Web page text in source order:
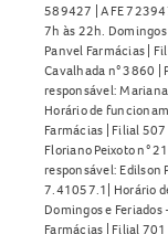
589427 | AFE
7h às 22h. Domingos
Panvel Farmácias |
Cavalhada n° 3860 |
responsável:
Horário de
Farmácias | Filial
Floriano Peixoto n°
responsável: Edilson
7.41057.1| Horário
Domingos e
Farmácias | Filial